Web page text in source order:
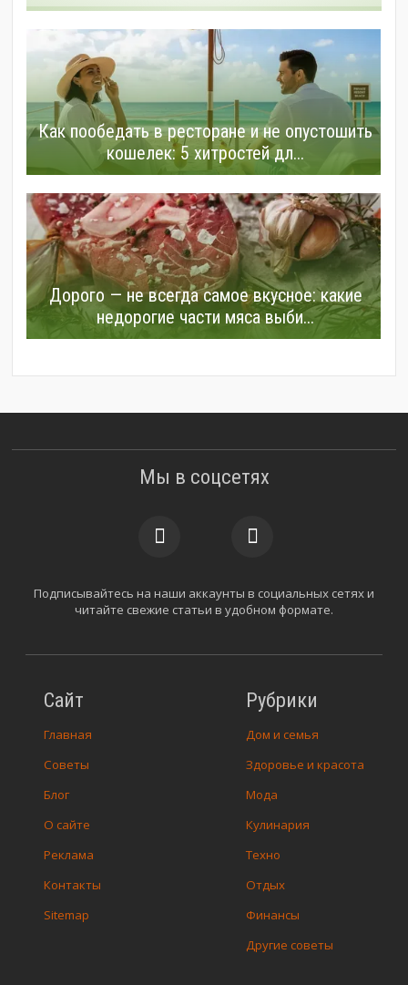
Как пообедать в ресторане и не опустошить
кошелек: 5 хитростей дл...
Дорого — не всегда самое вкусное: какие
недорогие части мяса выби...
Сайт
Главная
Советы
Блог
О сайте
Реклама
Контакты
Sitemap
Рубрики
Дом и семья
Здоровье и красота
Мода
Кулинария
Техно
Отдых
Финансы
Другие советы
Мы в соцсетях
Подписывайтесь на наши аккаунты в социальных сетях и
читайте свежие статьи в удобном формате.